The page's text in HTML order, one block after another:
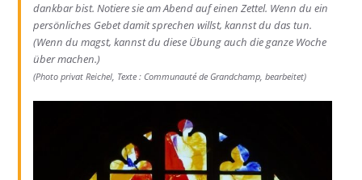
dankbar bist. Notiere sie am Abend auf einen Zettel. Wenn du ein
persönliches Gebet damit sprechen willst, kannst du das tun.
(Wenn du magst, kannst du diese Übungauch die ganze Woche
über machen.)
(Photoprivat Reichel, Texte : Communauté de Grandchamp,bearbeitet)